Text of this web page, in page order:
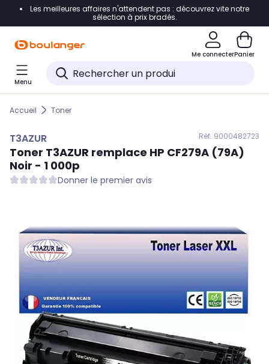
Accéder directement à la navigation
Accéder directement au pied de page
Accéder directement au chatbot
Les meilleures affaires n'attendent pas : découvrez vite notre
sélection à prix bradés.
Me connecterPanier
Menu
Accueil Toner
T3AZUR Réf. 9000482723
Toner T3AZUR remplace HP CF279A (79A)
Noir - 1 000p
Donner le premier avis